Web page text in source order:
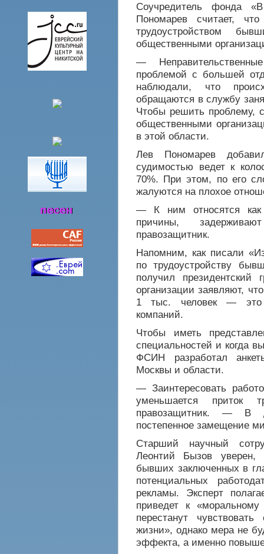
Соучредитель фонда
Пономарев считает,
трудоустройством
общественными
—
проблемой с большей
наблюдали, что
обращаются в службу
Чтобы решить проблему,
общественными
в этой области.
Лев Пономарев
судимостью ведет к
70%. При этом, по его
жалуются на плохое
— К ним относятся как
причины,
правозащитник.
Напомним, как писали
по трудоустройству
получил
организации заявляют,
1 тыс. человек — это
компаний.
Чтобы иметь
специальностей и когда
ФСИН разработал
Москвы и области.
— Заинтересовать
уменьшается приток
правозащитник. — В
постепенное замещение
Старший научный
Леонтий Бызов
бывших заключенных в
потенциальных
рекламы. Эксперт
приведет к
перестанут
жизни», однако мера не
эффекта, а именно